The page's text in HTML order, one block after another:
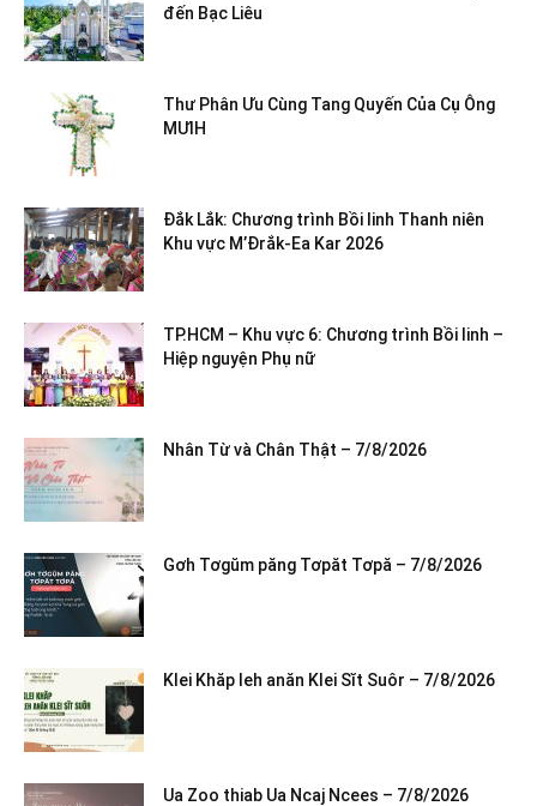
đến Bạc Liêu
Thư Phân Ưu Cùng Tang Quyến Của Cụ Ông
MƯIH
Đắk Lắk: Chương trình Bồi linh Thanh niên
Khu vực M’Đrắk-Ea Kar 2026
TP.HCM – Khu vực 6: Chương trình Bồi linh –
Hiệp nguyện Phụ nữ
Nhân Từ và Chân Thật – 7/8/2026
Gơh Tơgŭm păng Tơpăt Tơpă – 7/8/2026
Klei Khăp leh anăn Klei Sĭt Suôr – 7/8/2026
Ua Zoo thiab Ua Ncaj Ncees – 7/8/2026